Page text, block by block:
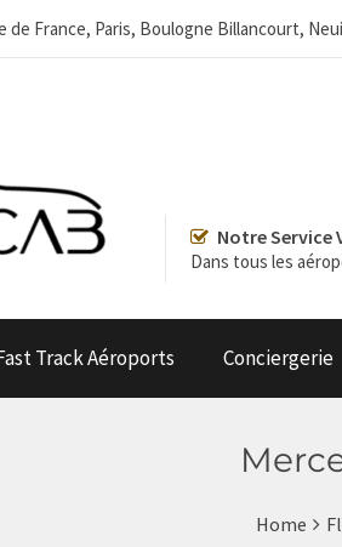
France, Paris, Boulogne Billancourt,
Notre Service
Dans tous les
Track Aéroports Conciergerie
Home